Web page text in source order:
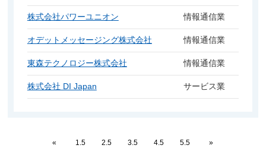
株式会社パワーユニオン 情報通信業
オデットメッセージング株式会社 情報通信業
東森テクノロジー株式会社 情報通信業
株式会社 DI Japan サービス業
« 1.5 2.5 3.5 4.5 5.5 »